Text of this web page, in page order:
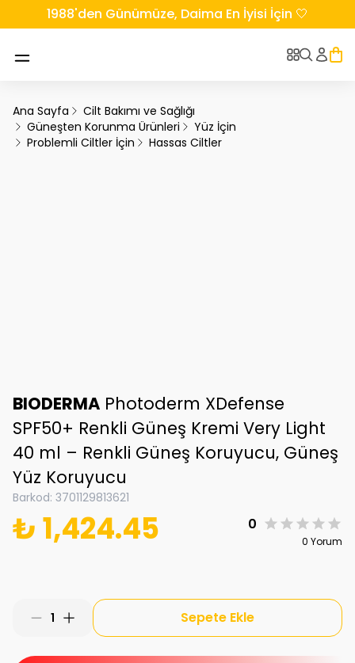
1988'den Günümüze, Daima En İyisi İçin 🤍
Ana Sayfa
Cilt Bakımı ve Sağlığı
Güneşten Korunma Ürünleri
Yüz İçin
Problemli Ciltler İçin
Hassas Ciltler
BIODERMA Photoderm XDefense
SPF50+ Renkli Güneş Kremi Very Light
40 ml – Renkli Güneş Koruyucu, Güneş
Yüz Koruyucu
Barkod: 3701129813621
₺ 1,424.45 0
0 Yorum
1 Sepete Ekle